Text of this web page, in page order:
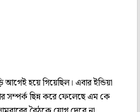
আগেই হয়ে গিয়েছিল। এবার ইন্ডিয়া
সম্পর্ক ছিন্ন করে ফেলেছে এম কে